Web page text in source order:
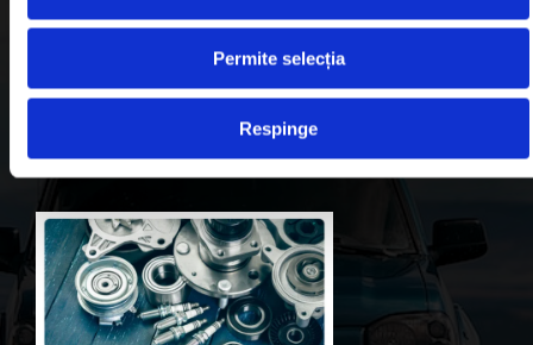
Permite selecția
Respinge
Blog
Favorite